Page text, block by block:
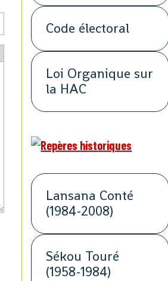
Code électoral
Loi Organique sur
la HAC
Lansana Conté
(1984-2008)
Sékou Touré
(1958-1984)